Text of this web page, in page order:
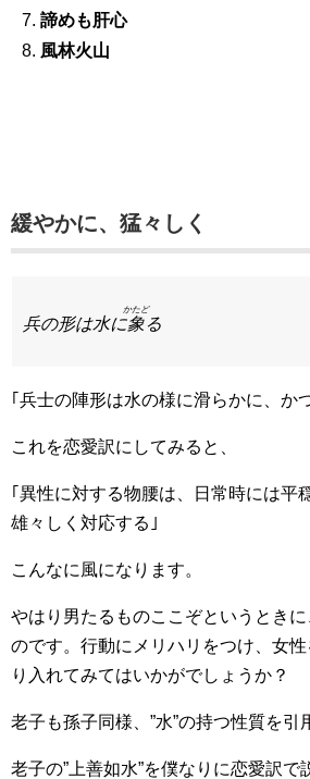
諦めも肝心
風林火山
緩やかに、猛々しく
兵の形は水に象
かたど
る
｢兵士の陣形は水の様に滑らかに、か
これを恋愛訳にしてみると、
｢異性に対する物腰は、日常時には平
雄々しく対応する｣
こんなに風になります。
やはり男たるものここぞというとき
のです。行動にメリハリをつけ、女
り入れてみてはいかがでしょうか？
老子も孫子同様、”水”の持つ性質を引
老子の”上善如水”を僕なりに恋愛訳で